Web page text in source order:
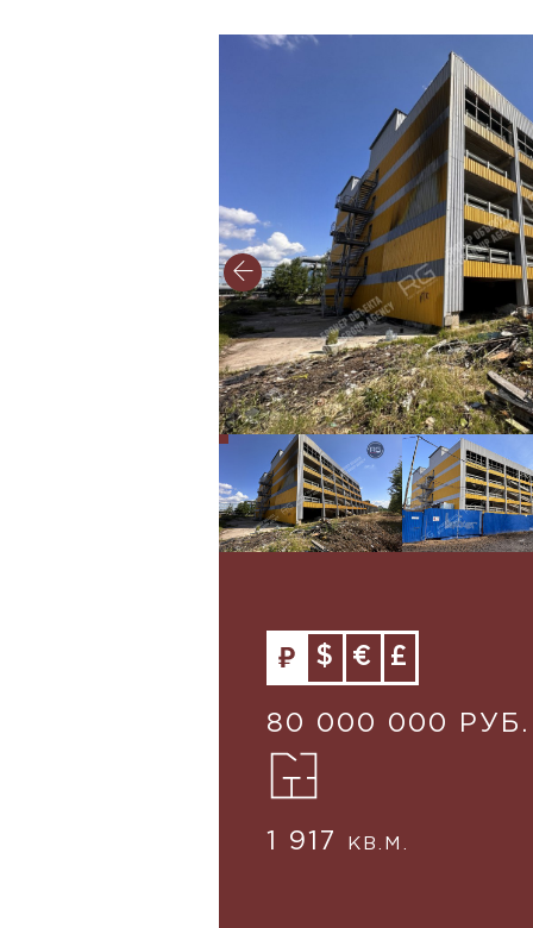
$ € £
80 000 000 РУБ.
1 917 КВ.М.